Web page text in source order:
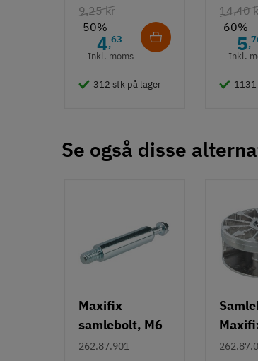
9,25 kr
-50%
4,63
Inkl. moms
312 stk på lager
14,40
-60%
5,
Inkl.
1131
Se også disse
Maxifix
samlebolt, M6
eller M8 gevind
262.87.901